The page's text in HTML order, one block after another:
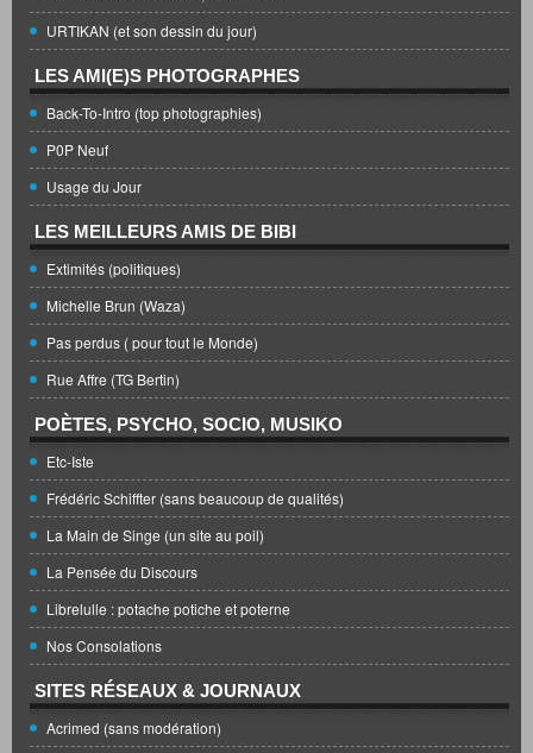
URTIKAN (et son dessin du jour)
LES AMI(E)S PHOTOGRAPHES
Back-To-Intro (top photographies)
P0P Neuf
Usage du Jour
LES MEILLEURS AMIS DE BIBI
Extimités (politiques)
Michelle Brun (Waza)
Pas perdus ( pour tout le Monde)
Rue Affre (TG Bertin)
POÈTES, PSYCHO, SOCIO, MUSIKO
Etc-Iste
Frédéric Schiffter (sans beaucoup de qualités)
La Main de Singe (un site au poil)
La Pensée du Discours
Librelulle : potache potiche et poterne
Nos Consolations
SITES RÉSEAUX & JOURNAUX
Acrimed (sans modération)